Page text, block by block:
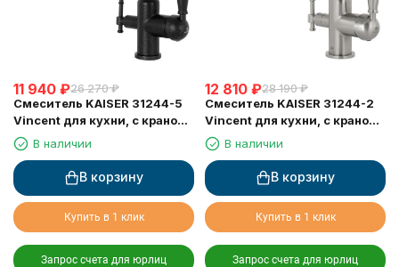
11 940 ₽26 270 ₽
Смеситель KAISER 31244-5
Vincent для кухни, с краном
для питьевой воды, черный
металлик
В наличии
В корзину
Купить в 1 клик
Запрос счета для юрлиц
12 810 ₽28 190 ₽
Смеситель KAISER 31244-2
Vincent для кухни, с краном
для питьевой воды, серебро
В наличии
В корзину
Купить в 1 клик
Запрос счета для юрлиц